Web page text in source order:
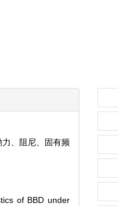
、阻尼、固有频
of BBD under